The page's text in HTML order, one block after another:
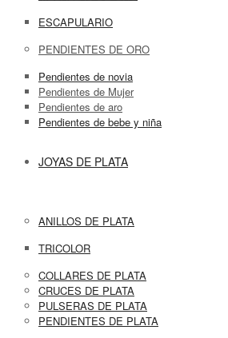
ESCAPULARIO
PENDIENTES DE ORO
Pendientes de novia
Pendientes de Mujer
Pendientes de aro
Pendientes de bebe y niña
JOYAS DE PLATA
ANILLOS DE PLATA
TRICOLOR
COLLARES DE PLATA
CRUCES DE PLATA
PULSERAS DE PLATA
PENDIENTES DE PLATA